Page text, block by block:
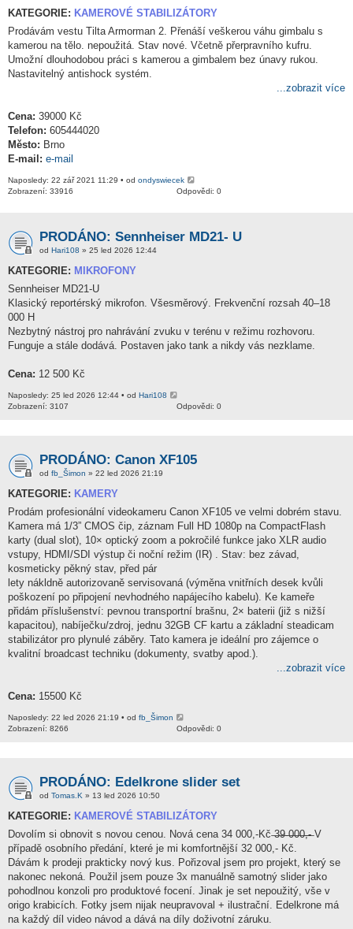
KATEGORIE: KAMEROVÉ STABILIZÁTORY
Prodávám vestu Tilta Armorman 2. Přenáší veškerou váhu gimbalu s
kamerou na tělo. nepoužitá. Stav nové. Včetně přerpravního kufru.
Umožní dlouhodobou práci s kamerou a gimbalem bez únavy rukou.
Nastavitelný antishock systém.
...zobrazit více
Cena: 39000 Kč
Telefon: 605444020
Město: Brno
E-mail: e-mail
Naposledy: 22 zář 2021 11:29 • od ondyswiecek
Odpovědi: 0
Zobrazení: 33916
PRODÁNO: Sennheiser MD21- U
od Hari108 » 25 led 2026 12:44
KATEGORIE: MIKROFONY
Sennheiser MD21-U
Klasický reportérský mikrofon. Všesměrový. Frekvenční rozsah 40–18
000 H
Nezbytný nástroj pro nahrávání zvuku v terénu v režimu rozhovoru.
Funguje a stále dodává. Postaven jako tank a nikdy vás nezklame.
Cena: 12 500 Kč
Naposledy: 25 led 2026 12:44 • od Hari108
Odpovědi: 0
Zobrazení: 3107
PRODÁNO: Canon XF105
od fb_Šimon » 22 led 2026 21:19
KATEGORIE: KAMERY
Prodám profesionální videokameru Canon XF105 ve velmi dobrém stavu.
Kamera má 1/3” CMOS čip, záznam Full HD 1080p na CompactFlash
karty (dual slot), 10× optický zoom a pokročilé funkce jako XLR audio
vstupy, HDMI/SDI výstup či noční režim (IR) . Stav: bez závad,
kosmeticky pěkný stav, před pár
lety nákldně autorizovaně servisovaná (výměna vnitřních desek kvůli
poškození po připojení nevhodného napájecího kabelu). Ke kameře
přidám příslušenství: pevnou transportní brašnu, 2× baterii (již s nižší
kapacitou), nabíječku/zdroj, jednu 32GB CF kartu a základní steadicam
stabilizátor pro plynulé záběry. Tato kamera je ideální pro zájemce o
kvalitní broadcast techniku (dokumenty, svatby apod.).
...zobrazit více
Cena: 15500 Kč
Naposledy: 22 led 2026 21:19 • od fb_Šimon
Odpovědi: 0
Zobrazení: 8266
PRODÁNO: Edelkrone slider set
od Tomas.K » 13 led 2026 10:50
KATEGORIE: KAMEROVÉ STABILIZÁTORY
Dovolím si obnovit s novou cenou. Nová cena 34 000,-Kč ̶3̶9̶ ̶0̶0̶0̶,̶-̶ V
případě osobního předání, které je mi komfortnější 32 000,- Kč.
Dávám k prodeji prakticky nový kus. Pořizoval jsem pro projekt, který se
nakonec nekoná. Použil jsem pouze 3x manuálně samotný slider jako
pohodlnou konzoli pro produktové focení. Jinak je set nepoužitý, vše v
origo krabicích. Fotky jsem nijak neupravoval + ilustrační. Edelkrone má
na každý díl video návod a dává na díly doživotní záruku.